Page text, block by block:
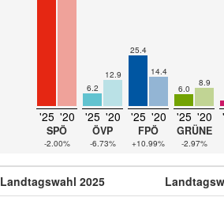
'25 '20
SPÖ
-2.00%
6.2
12.9
'25 '20
ÖVP
-6.73%
25.4
14.4
'25 '20
FPÖ
+10.99%
6.0
8.9
'25 '20
GRÜNE
-2.97%
Landtagswahl 2025